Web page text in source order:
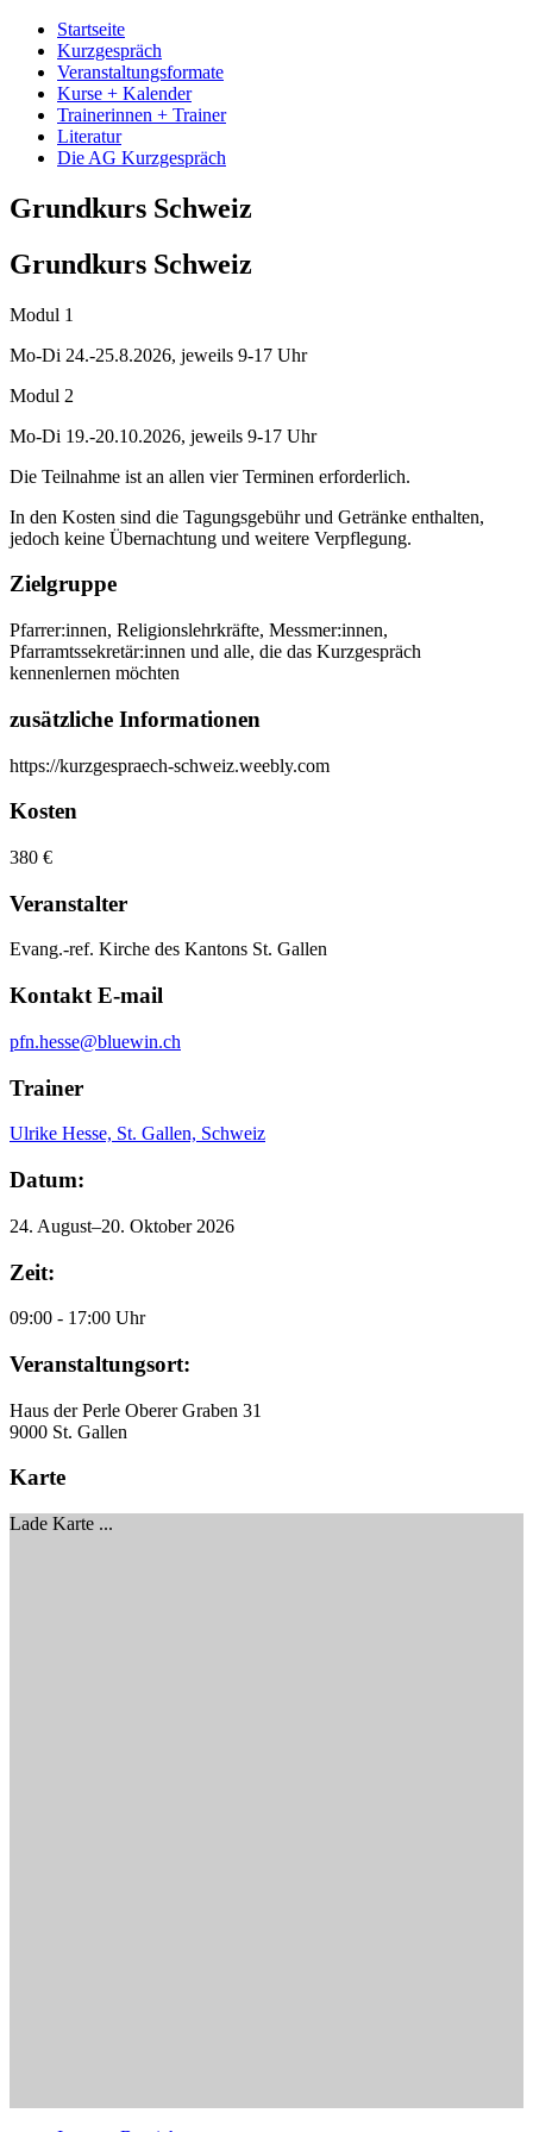
Startseite
Kurzgespräch
Veranstaltungsformate
Kurse + Kalender
Trainerinnen + Trainer
Literatur
Die AG Kurzgespräch
Grundkurs Schweiz
Grundkurs Schweiz
Modul 1
Mo-Di 24.-25.8.2026, jeweils 9-17 Uhr
Modul 2
Mo-Di 19.-20.10.2026, jeweils 9-17 Uhr
Die Teilnahme ist an allen vier Terminen erforderlich.
In den Kosten sind die Tagungsgebühr und Getränke enthalten,
jedoch keine Übernachtung und weitere Verpflegung.
Zielgruppe
Pfarrer:innen, Religionslehrkräfte, Messmer:innen,
Pfarramtssekretär:innen und alle, die das Kurzgespräch
kennenlernen möchten
zusätzliche Informationen
https://kurzgespraech-schweiz.weebly.com
Kosten
380 €
Veranstalter
Evang.-ref. Kirche des Kantons St. Gallen
Kontakt E-mail
pfn.hesse@bluewin.ch
Trainer
Ulrike Hesse, St. Gallen, Schweiz
Datum:
24. August–20. Oktober 2026
Zeit:
09:00 - 17:00 Uhr
Veranstaltungsort:
Haus der Perle Oberer Graben 31
9000 St. Gallen
Karte
Lade Karte ...